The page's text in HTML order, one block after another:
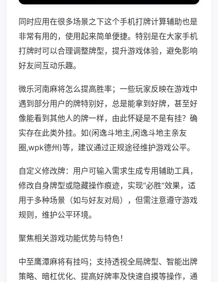
同时应用在很多场景之下这个手机打牌计算辅助也是
非常有用的，使用起来简单便捷。特别是在大家手机
打牌时可以合理调整牌型，提升游戏体验，避免影响
好友间互动乐趣。
微乐河南麻将怎么提高胜率；一些玩家反映在游戏中
遇到部分用户的牌特别好，总是能拿到好牌，甚至好
像能看到其他人的牌一样，由此怀疑是不是有挂？确
实存在此类外挂。如(闲逸斗地主,闲逸斗地主亲友
圈,wpk德州)等，建议通过正规途径维护游戏公平。
自定义修改牌：用户可输入需求生成专用辅助工具，
修改自身牌型或隐藏操作痕迹，实现“必胜”效果，适
用于多种场景（如与好友对局），但需注意遵守游戏
规则，维护公平环境。
聚焦相关游戏功能优势与特色！
中至鹰潭麻将有挂吗；支持透视全局牌型、智能出牌
策略、暗杠优化、提高好牌率及快速自摸等操作，通